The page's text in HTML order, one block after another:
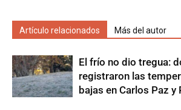
Artículo relacionados Más del autor
El frío no dio tregua:
registraron las
bajas en Carlos Paz y